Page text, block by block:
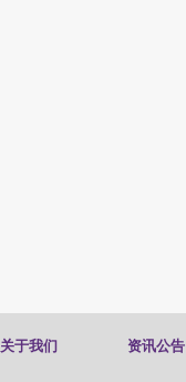
关于我们 资讯公告